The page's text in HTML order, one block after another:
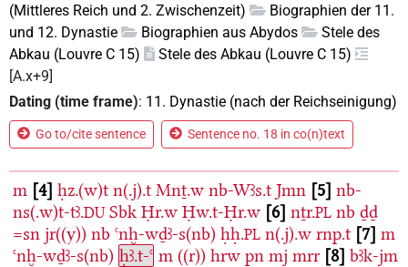
(Mittleres Reich und 2. Zwischenzeit)
Biographien der 11.
und 12. Dynastie
Biographien aus Abydos
Stele des
Abkau (Louvre C 15)
Stele des Abkau (Louvre C 15)
[A.x+9]
Dating (time frame): 11. Dynastie (nach der Reichseinigung)
Go to/cite sentence Sentence no. 18 in co(n)text
m 4 ḥz.(w)t n(.j).t Mnṯ.w nb-Wꜣs.t Jmn 5 nb-
ns(.w)t-tꜣ.DU Sbk Ḥr.w Ḥw.t-Ḥr.w 6 nṯr.PL nb ḏḏ
=sn jr((y)) nb ꜥnḫ-wḏꜣ-s(nb) ḥḥ.PL n(.j).w rnp.t 7 m
ꜥnḫ-wḏꜣ-s(nb) ḥꜣ.t-ꜥ m ((r)) hrw pn mj mrr 8 bꜣk-jm